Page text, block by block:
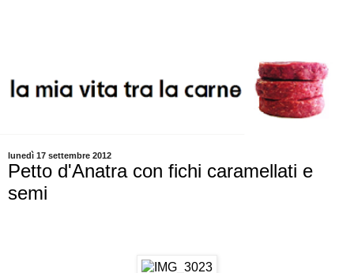
lunedì 17 settembre 2012
Petto d'Anatra con fichi caramellati e
semi